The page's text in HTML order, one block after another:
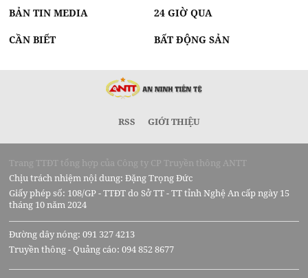
BẢN TIN MEDIA 24 GIỜ QUA
CẦN BIẾT BẤT ĐỘNG SẢN
RSS GIỚI THIỆU
Trang TTĐT tổng hợp của Công ty CP Truyền thông ANTT
Chịu trách nhiệm nội dung: Đặng Trọng Đức
Giấy phép số: 108/GP - TTĐT do Sở TT - TT tỉnh Nghệ An cấp ngày 15
tháng 10 năm 2024
Đường dây nóng: 091 327 4213
Truyền thông - Quảng cáo: 094 852 8677